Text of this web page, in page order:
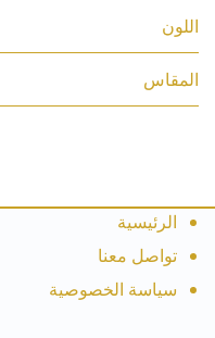
اللون
المقاس
الرئيسية
تواصل معنا
سياسة الخصوصية